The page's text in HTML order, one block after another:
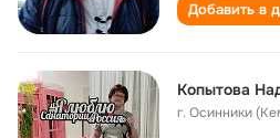
Добавить в
Копытова
г. Осинники